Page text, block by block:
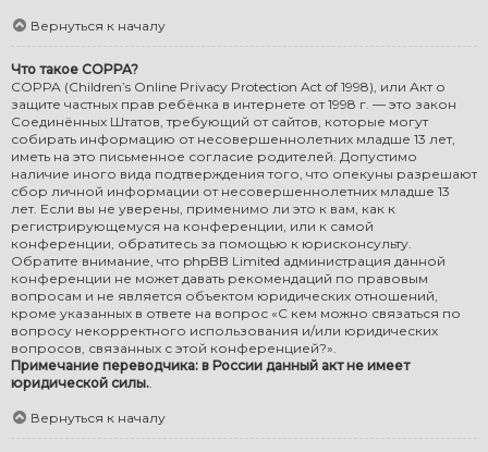
Вернуться к началу
Что такое COPPA?
COPPA (Children’s Online Privacy Protection Act of 1998), или Акт о
защите частных прав ребёнка в интернете от 1998 г. — это закон
Соединённых Штатов, требующий от сайтов, которые могут
собирать информацию от несовершеннолетних младше 13 лет,
иметь на это письменное согласие родителей. Допустимо
наличие иного вида подтверждения того, что опекуны разрешают
сбор личной информации от несовершеннолетних младше 13
лет. Если вы не уверены, применимо ли это к вам, как к
регистрирующемуся на конференции, или к самой
конференции, обратитесь за помощью к юрисконсульту.
Обратите внимание, что phpBB Limited администрация данной
конференции не может давать рекомендаций по правовым
вопросам и не является объектом юридических отношений,
кроме указанных в ответе на вопрос «С кем можно связаться по
вопросу некорректного использования и/или юридических
вопросов, связанных с этой конференцией?».
Примечание переводчика: в России данный акт не имеет
юридической силы..
Вернуться к началу